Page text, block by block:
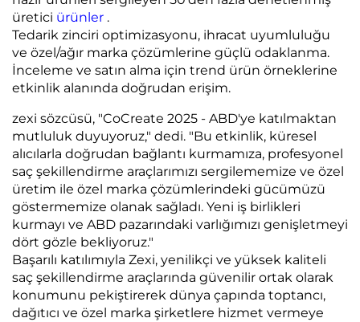
üretici ürünler .
Tedarik zinciri optimizasyonu, ihracat uyumluluğu
ve özel/ağır marka çözümlerine güçlü odaklanma.
İnceleme ve satın alma için trend ürün örneklerine
etkinlik alanında doğrudan erişim.
zexi sözcüsü, "CoCreate 2025 - ABD'ye katılmaktan
mutluluk duyuyoruz," dedi. "Bu etkinlik, küresel
alıcılarla doğrudan bağlantı kurmamıza, profesyonel
saç şekillendirme araçlarımızı sergilememize ve özel
üretim ile özel marka çözümlerindeki gücümüzü
göstermemize olanak sağladı. Yeni iş birlikleri
kurmayı ve ABD pazarındaki varlığımızı genişletmeyi
dört gözle bekliyoruz."
Başarılı katılımıyla Zexi, yenilikçi ve yüksek kaliteli
saç şekillendirme araçlarında güvenilir ortak olarak
konumunu pekiştirerek dünya çapında toptancı,
dağıtıcı ve özel marka şirketlere hizmet vermeye